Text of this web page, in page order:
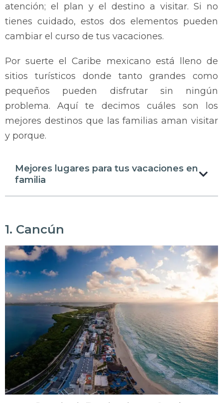
atención; el plan y el destino a visitar. Si no
tienes cuidado, estos dos elementos pueden
cambiar el curso de tus vacaciones.
Por suerte el Caribe mexicano está lleno de
sitios turísticos donde tanto grandes como
pequeños pueden disfrutar sin ningún
problema. Aquí te decimos cuáles son los
mejores destinos que las familias aman visitar
y porque.
Mejores lugares para tus vacaciones en
familia
1. Cancún